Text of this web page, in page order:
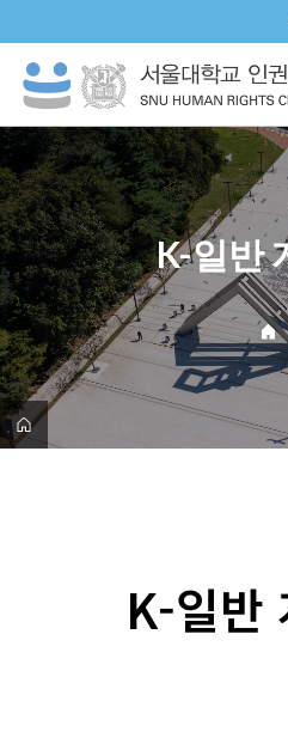
로
메
뉴
K-일반
K-일반